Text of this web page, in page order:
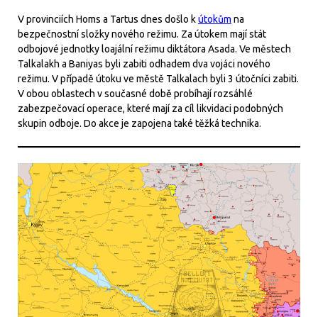
V provinciích Homs a Tartus dnes došlo kútokům na
bezpečnostní složky nového režimu. Za útokem mají stát
odbojové jednotky loajální režimu diktátora Asada. Ve městech
Talkalakh a Baniyas byli zabiti odhadem dva vojáci nového
režimu. V případě útoku ve městě Talkalach byli 3 útočníci zabiti.
V obou oblastech v současné době probíhají rozsáhlé
zabezpečovací operace, které mají za cíl likvidaci podobných
skupin odboje. Do akce je zapojena také těžká technika.